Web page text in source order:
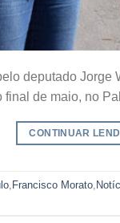
deputado
de maio, no
CONTINUAR
Francisco Morato